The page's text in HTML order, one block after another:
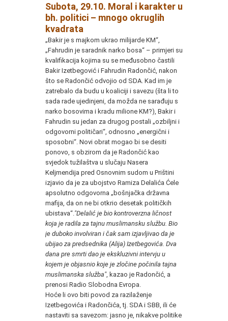
Subota, 29.10. Moral i karakter u
bh. politici – mnogo okruglih
kvadrata
„Bakir je s majkom ukrao milijarde KM“,
„Fahrudin je saradnik narko bosa“ – primjeri su
kvalifikacija kojima su se međusobno častili
Bakir Izetbegović i Fahrudin Radončić, nakon
što se Radončić odvojio od SDA. Kad im je
zatrebalo da budu u koaliciji i savezu (šta li to
sada rade ujedinjeni, da možda ne sarađuju s
narko bosovima i kradu milione KM?), Bakir i
Fahrudin su jedan za drugog postali „ozbiljni i
odgovorni političari“, odnosno „energični i
sposobni“. Novi obrat mogao bi se desiti
ponovo, s obzirom da je Radončić kao
svjedok tužilaštva u slučaju Nasera
Keljmendija pred Osnovnim sudom u Prištini
izjavio da je za ubojstvo Ramiza Delalića Ćele
apsolutno odgovorna „bošnjačka državna
mafija, da on ne bi otkrio desetak političkih
ubistava“. "Delalić je bio kontroverzna ličnost
koja je radila za tajnu muslimansku službu. Bio
je duboko involviran i čak sam izjavljivao da je
ubijao za predsednika (Alija) Izetbegovića. Dva
dana pre smrti dao je ekskluzivni intervju u
kojem je objasnio koje je zločine počinila tajna
muslimanska služba", kazao je Radončić, a
prenosi Radio Slobodna Evropa.
Hoće li ovo biti povod za razilaženje
Izetbegovića i Radončića, tj. SDA i SBB, ili će
nastaviti sa savezom: jasno je, nikakve politike